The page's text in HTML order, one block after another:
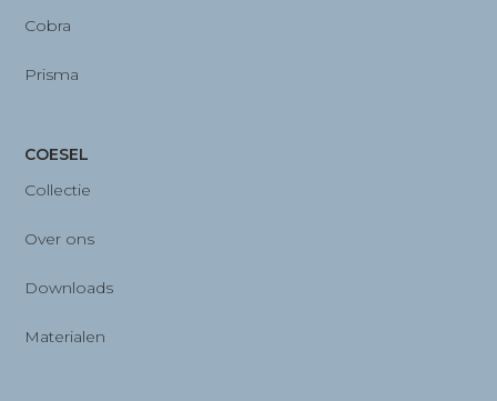
Cobra
Prisma
COESEL
Collectie
Over ons
Downloads
Materialen